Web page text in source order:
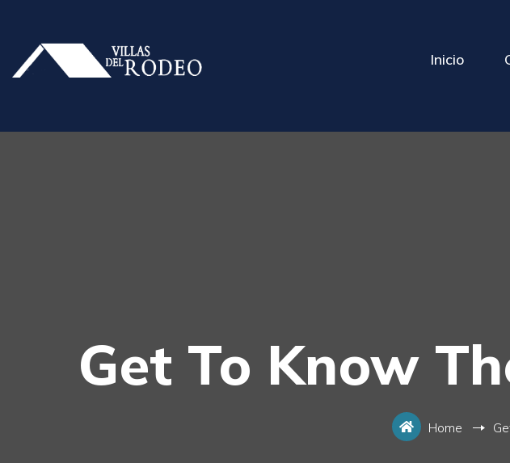
Inicio
Get To Know
Home